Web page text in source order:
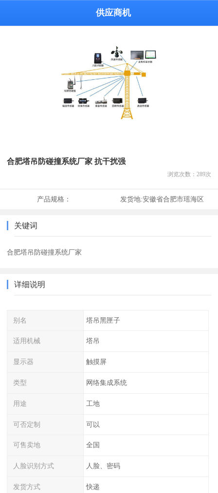
供应商机
合肥塔吊防碰撞系统厂家 抗干扰强
浏览次数： 289次
产品规格： 发货地:安徽省合肥市瑶海区
关键词
合肥塔吊防碰撞系统厂家
详细说明
别名 塔吊黑匣子
适用机械 塔吊
显示器 触摸屏
类型 网络集成系统
用途 工地
可否定制 可以
可售卖地 全国
人脸识别方式 人脸、密码
发货方式 快递